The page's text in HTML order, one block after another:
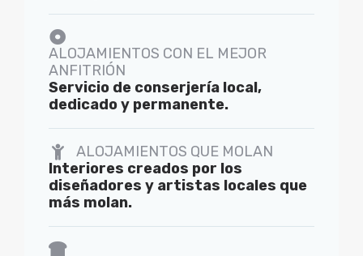
ALOJAMIENTOS CON EL MEJOR
ANFITRIÓN
Servicio de conserjería local,
dedicado y permanente.
ALOJAMIENTOS QUE MOLAN
Interiores creados por los
diseñadores y artistas locales que
más molan.